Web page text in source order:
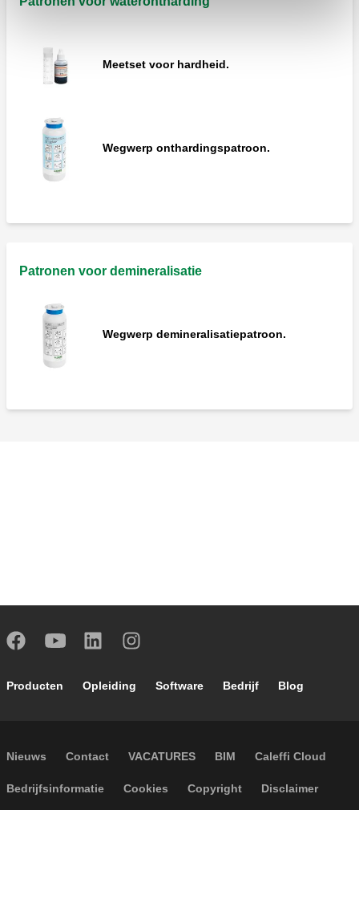
Meetset voor hardheid.
Wegwerp onthardingspatroon.
Patronen voor demineralisatie
Wegwerp demineralisatiepatroon.
Footer main navigation
Producten Opleiding Software Bedrijf Blog
Footer secondary navigation
Nieuws Contact VACATURES BIM Caleffi Cloud
Footer menu
Bedrijfsinformatie Cookies Copyright Disclaimer